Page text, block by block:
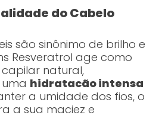
do Cabelo
são sinônimo de brilho e
Resveratrol age como
natural,
hidratacão intensa
a umidade dos fios, o
a sua maciez e